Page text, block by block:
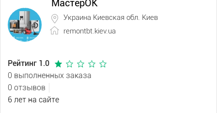
МастерОК
Украина Киевская обл. Киев
remontbt.kiev.ua
Рейтинг 1.0
0 выполненных заказа
0 отзывов
6 лет на сайте